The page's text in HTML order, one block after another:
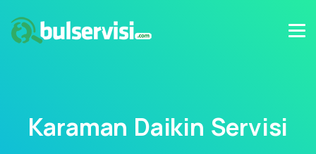
Karaman Daikin Servisi